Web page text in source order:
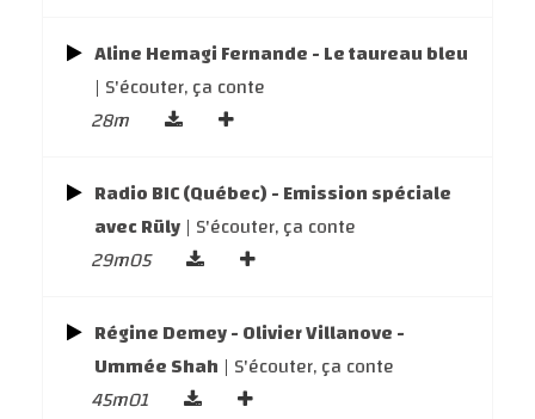
Aline Hemagi Fernande - Le taureau bleu
| S'écouter, ça conte
28m
Radio BIC (Québec) - Emission spéciale
avec Rüly | S'écouter, ça conte
29m05
Régine Demey - Olivier Villanove -
Ummée Shah | S'écouter, ça conte
45m01